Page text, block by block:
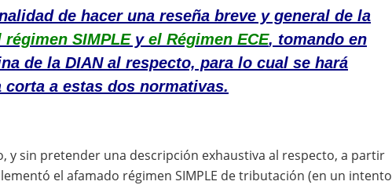
de hacer una reseña breve y general de la
régimen SIMPLEy el Régimen ECE, tomando en
de la DIAN al respecto, para lo cual se hará
a estas dos normativas.
y sin pretender una descripción exhaustiva al respecto, a partir
el afamado régimen SIMPLE de tributación (en un intento